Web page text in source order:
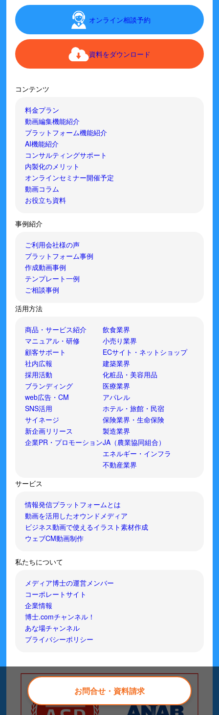
お問合せ・資料請求
オンライン相談予約
資料をダウンロード
コンテンツ
料金プラン
動画編集機能紹介
プラットフォーム機能紹介
AI機能紹介
コンサルティングサポート
内製化のメリット
オンラインセミナー開催予定
動画コラム
お役立ち資料
事例紹介
ご利用会社様の声
プラットフォーム事例
作成動画事例
テンプレート一例
ご相談事例
活用方法
商品・サービス紹介
マニュアル・研修
顧客サポート
社内広報
採用活動
ブランディング
web広告・CM
SNS活用
サイネージ
新企画リリース
企業PR・プロモーション
飲食業界
小売り業界
ECサイト・ネットショップ
建築業界
化粧品・美容用品
医療業界
アパレル
ホテル・旅館・民宿
保険業界・生命保険
製造業界
JA（農業協同組合）
エネルギー・インフラ
不動産業界
サービス
情報発信プラットフォームとは
動画を活用したオウンドメディア
ビジネス動画で使えるイラスト素材作成
ウェブCM動画制作
私たちについて
メディア博士の運営メンバー
コーポレートサイト
企業情報
博士.comチャンネル！
あな場チャンネル
プライバシーポリシー